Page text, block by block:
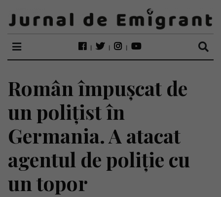
Român împușcat de
un polițist în
Germania. A atacat
agentul de poliție cu
un topor